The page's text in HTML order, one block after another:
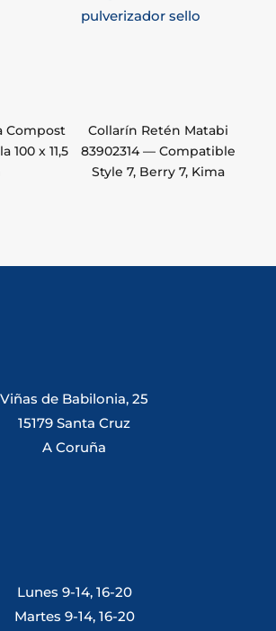
Compost
100 x 11,5
Collarín Retén Matabi
83902314 — Compatible
Style 7, Berry 7, Kima
Viñas de Babilonia, 25
15179 Santa Cruz
A Coruña
Lunes 9-14, 16-20
Martes 9-14, 16-20